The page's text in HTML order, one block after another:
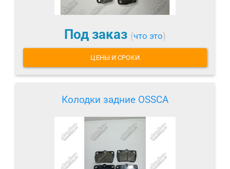
Под заказ (что это)
ЦЕНЫ И СРОКИ
Колодки задние OSSCA